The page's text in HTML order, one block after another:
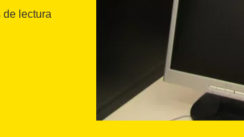
de lectura